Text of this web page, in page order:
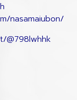
nasamaiubon/
@798lwhhk